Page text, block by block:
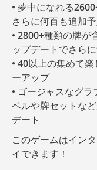
夢中になれる
さらに何百も追加予
2800+種類の牌が
ップデートでさらに
40以上の集めて
ーアップ
ゴージャスなグ
ベルや牌セットな
デート
このゲームはイン
イできます！